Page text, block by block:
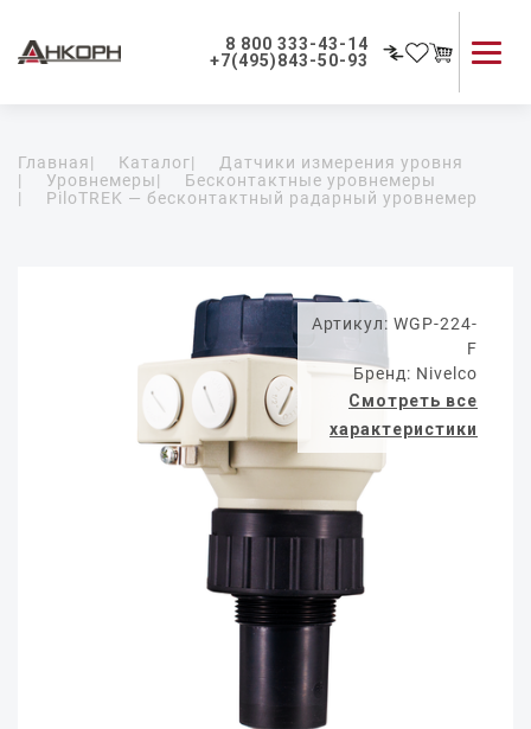
8 800 333-43-14
+7(495)843-50-93
Применение приборов
Как мы работаем
Главная| Каталог|
Датчики измерения уровня
|
Уровнемеры|
Бесконтактные уровнемеры
|
PiloTREK — бесконтактный радарный уровнемер
Артикул: WGP-224-
F
Бренд: Nivelco
Смотреть все
характеристики